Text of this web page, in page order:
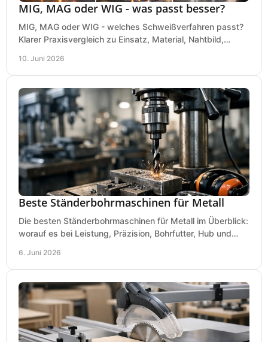
MIG, MAG oder WIG - was passt besser?
MIG, MAG oder WIG - welches Schweißverfahren passt?
Klarer Praxisvergleich zu Einsatz, Material, Nahtbild,
10. Juni 2026
Beste Ständerbohrmaschinen für Metall
Die besten Ständerbohrmaschinen für Metall im Überblick:
worauf es bei Leistung, Präzision, Bohrfutter, Hub und
6. Juni 2026